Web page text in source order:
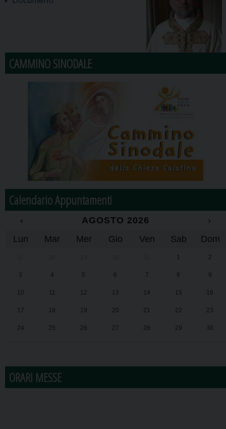
CAMMINO SINODALE
Calendario Appuntamenti
‹ AGOSTO 2026
›
Lun
Mar Mer Gio Ven Sab Dom
1 2
3 4 5 6 7 8 9
10 11 12 13 14 15 16
17 18 19 20 21 22 23
24 25 26 27 28 29 30
ORARI MESSE